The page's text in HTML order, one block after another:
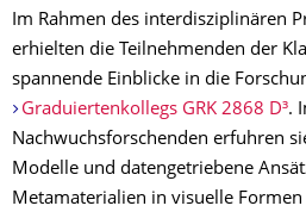
Im Rahmen des interdisziplinären
erhielten die Teilnehmenden der
spannende Einblicke in die
Graduiertenkollegs GRK 2868 D³.
Nachwuchsforschenden erfuhren
Modelle und datengetriebene
Metamaterialien in visuelle